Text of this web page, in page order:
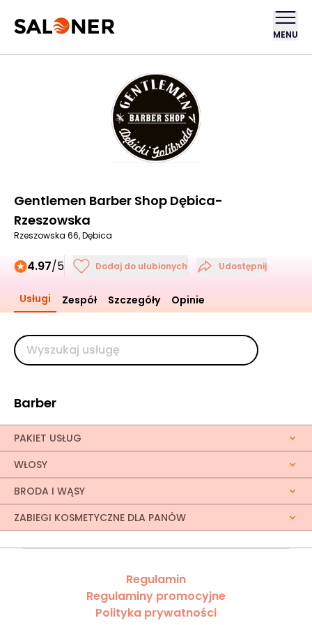
MENU
Gentlemen Barber Shop Dębica-
Rzeszowska
Rzeszowska 66, Dębica
4.97/5 Dodaj do ulubionych Udostępnij
Usługi Zespół Szczegóły Opinie
Barber
PAKIET USŁUG
WŁOSY
BRODA I WĄSY
ZABIEGI KOSMETYCZNE DLA PANÓW
Regulamin
Regulaminy promocyjne
Polityka prywatności